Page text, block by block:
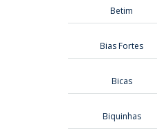
Betim
Bias Fortes
Bicas
Biquinhas